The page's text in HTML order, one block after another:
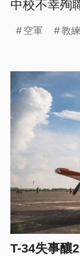
中校不幸殉
過程嘛攏無
文）
空軍 教
T-34失事釀